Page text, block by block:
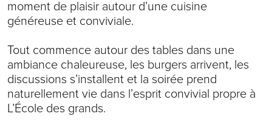
moment de plaisir autour d’une cuisine
généreuse et conviviale.
Tout commence autour des tables dans une
ambiance chaleureuse, les burgers arrivent, les
discussions s’installent et la soirée prend
naturellement vie dans l’esprit convivial propre à
L’École des grands.